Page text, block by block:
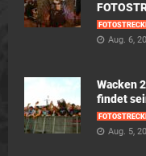
Aug. 6,
Wacken
findet
Aug. 5,